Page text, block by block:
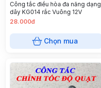
Công tắc điều hòa đa năng dạng
dây KG014 rắc Vuông 12V
28.000đ
Chọn mua